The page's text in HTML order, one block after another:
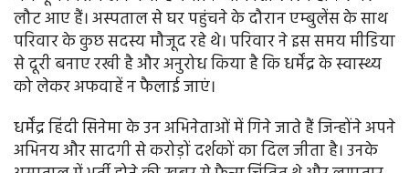
लौट आए हैं। अस्पताल से घर पहुंचने के दौरान एम्बुलेंस के साथ
परिवार के कुछ सदस्य मौजूद रहे थे। परिवार ने इस समय मीडिया
से दूरी बनाए रखी है और अनुरोध किया है कि धर्मेंद्र के स्वास्थ्य
को लेकर अफवाहें न फैलाई जाएं।
धर्मेंद्र हिंदी सिनेमा के उन अभिनेताओं में गिने जाते हैं जिन्होंने अपने
अभिनय और सादगी से करोड़ों दर्शकों का दिल जीता है। उनके